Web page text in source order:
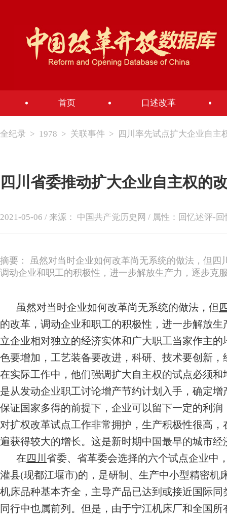
首页 口述改革
全纪录 > 1978 > 关联事件 > 四川率先试点扩大企业自主
四川省委推动扩大企业自主权的
2021-05-06 / 来源： 中国共产党历史网 / 属性：回忆述评-回
摘要： 虽然对当时企业如何改革尚无系统的做法，但
调动企业和职工的积极性，进一步解放生产力，逐步克
虽然对当时企业如何改革尚无系统的做法，但
的改革，调动企业和职工的积极性，进一步解放
立企业相对独立的经济实体和广大职工当家作主
色要增加，工艺装备要改进，科研、技术要创新
在实际工作中，他们强调扩大自主权的试点必须
是从发动企业职工讨论增产节约计划入手，确定
保证国家多得的前提下，企业可以留下一定的利
对扩权改革试点工作非常拥护，生产积极性很高
遍获得较大的增长。这是新时期中国最早的城市经
在 四川 省委、省革委会选择的六个试点企业中
灌县(现都江堰市)的，是研制、生产中小型精密机
机床品种基本齐全，主导产品已达到或接近国际
同行中也属前列。但是，由于宁江机床厂和全国